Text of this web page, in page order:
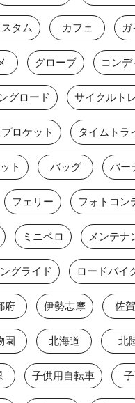
スタム カフェ
グローブ
グロード サイクルト
ロケット タイムトラ
ト バッグ バー
フェリー フォトコン
ミニベロ メンテナ
グライド ロードバイ
府 伊勢志摩 佐
園 北海道 北
子供用自転車